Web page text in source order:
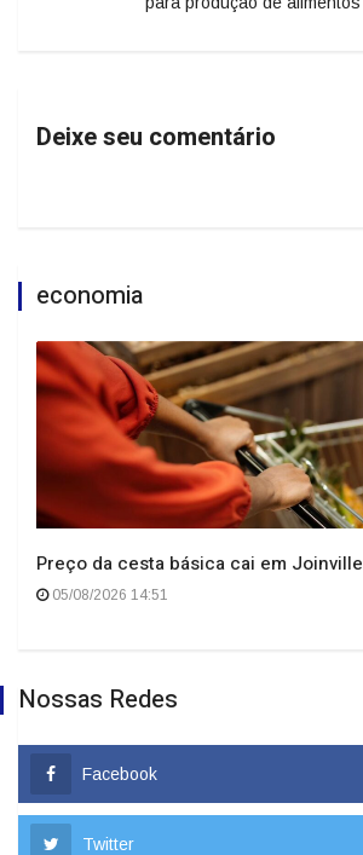
Deixe seu comentário
economia
Preço da cesta básica cai em Joinville
05/08/2026 14:51
Nossas Redes
Facebook
Twitter